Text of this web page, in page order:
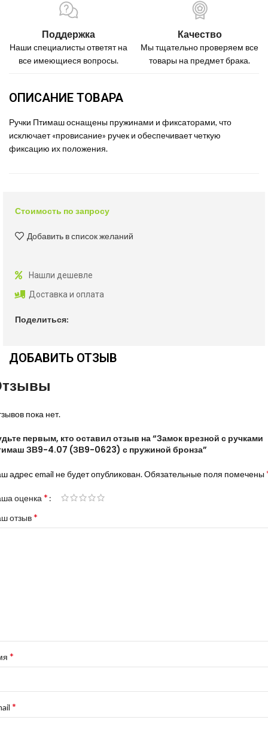
Поддержка
Наши специалисты ответят на
все имеющиеся вопросы.
Качество
Мы тщательно проверяем все
товары на предмет брака.
ОПИСАНИЕ ТОВАРА
Ручки Птимаш оснащены пружинами и фиксаторами, что
исключает «провисание» ручек и обеспечивает четкую
фиксацию их положения.
Стоимость по запросу
Добавить в список желаний
Нашли дешевле
Доставка и оплата
Поделиться:
ДОБАВИТЬ ОТЗЫВ
пока нет.
первым, кто оставил отзыв на “Замок врезной с ручками
ЗВ9-4.07 (ЗВ9-0623) с пружиной бронза”
адрес email не будет опубликован.Обязательные поля помечены
оценка *
отзыв*
*
*